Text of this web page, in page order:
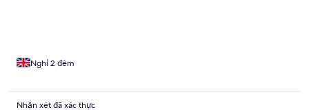
Nghỉ 2 đêm
Nhận xét đã xác thực